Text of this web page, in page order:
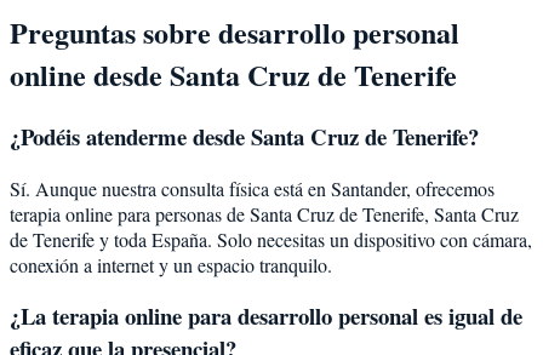
Preguntas sobre desarrollo personal
online desde Santa Cruz de Tenerife
¿Podéis atenderme desdeSanta Cruz de Tenerife?
Sí. Aunque nuestra consulta física está en Santander, ofrecemos
terapia online para personas deSanta Cruz de Tenerife, Santa Cruz
de Tenerifey toda España. Solo necesitas un dispositivo con cámara,
conexión a internet y un espacio tranquilo.
¿La terapia online paradesarrollo personales igual de